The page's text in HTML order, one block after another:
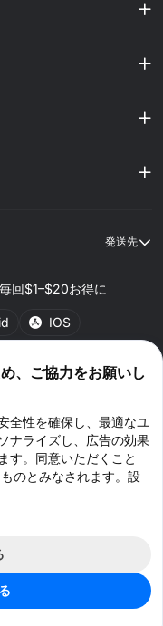
発送先
回$1–$20お得に
IOS
イバシーポリシーご利用規約
、ご協力をお願いし
全性を確保し、最適なユ
ナライズし、広告の効果
す。同意いただくこと
のとみなされます。設